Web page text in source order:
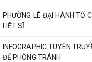
PHƯỜNG LÊ ĐẠI HÀNH TỔ
LIỆT SĨ
INFOGRAPHIC TUYÊN
ĐỂ PHÒNG TRÁNH